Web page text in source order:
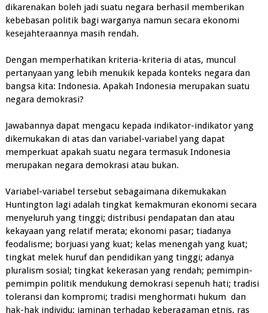
dikarenakan boleh jadi suatu negara berhasil memberikan
kebebasan politik bagi warganya namun secara ekonomi
kesejahteraannya masih rendah.
Dengan memperhatikan kriteria-kriteria di atas, muncul
pertanyaan yang lebih menukik kepada konteks negara dan
bangsa kita: Indonesia. Apakah Indonesia merupakan suatu
negara demokrasi?
Jawabannya dapat mengacu kepada indikator-indikator yang
dikemukakan di atas dan variabel-variabel yang dapat
memperkuat apakah suatu negara termasuk Indonesia
merupakan negara demokrasi atau bukan.
Variabel-variabel tersebut sebagaimana dikemukakan
Huntington lagi adalah tingkat kemakmuran ekonomi secara
menyeluruh yang tinggi; distribusi pendapatan dan atau
kekayaan yang relatif merata; ekonomi pasar; tiadanya
feodalisme; borjuasi yang kuat; kelas menengah yang kuat;
tingkat melek huruf dan pendidikan yang tinggi; adanya
pluralism sosial; tingkat kekerasan yang rendah; pemimpin-
pemimpin politik mendukung demokrasi sepenuh hati; tradisi
toleransi dan kompromi; tradisi menghormati hukum dan
hak-hak individu; jaminan terhadap keberagaman etnis, ras